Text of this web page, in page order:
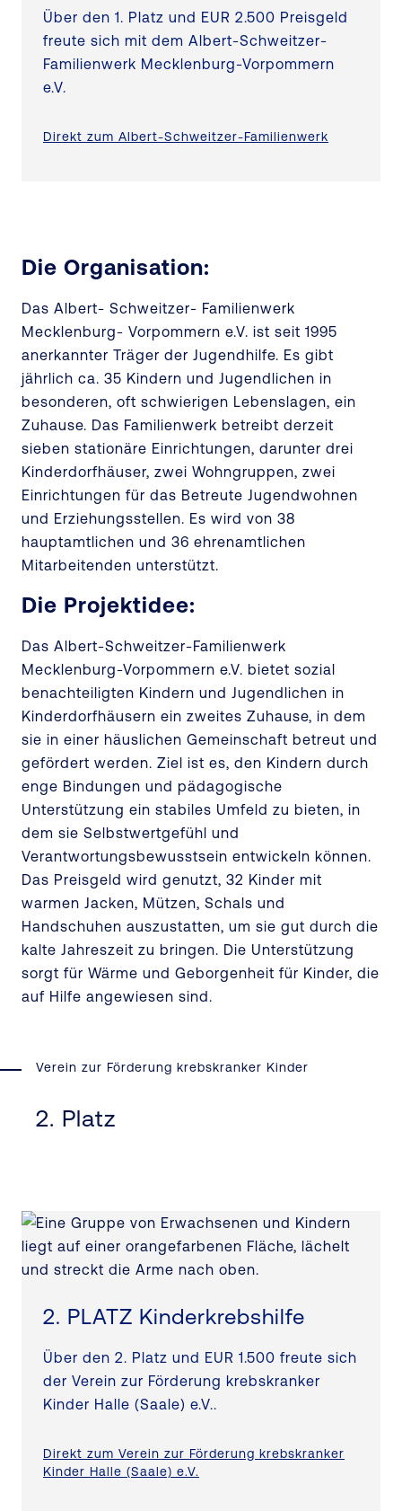
Über den 1. Platz und EUR 2.500 Preisgeld
freute sich mit dem Albert-Schweitzer-
Familienwerk Mecklenburg-Vorpommern
e.V.
Direkt zum Albert-Schweitzer-Familienwerk
Die Organisation:
Das Albert- Schweitzer- Familienwerk
Mecklenburg- Vorpommern e.V. ist seit 1995
anerkannter Träger der Jugendhilfe. Es gibt
jährlich ca. 35 Kindern und Jugendlichen in
besonderen, oft schwierigen Lebenslagen, ein
Zuhause. Das Familienwerk betreibt derzeit
sieben stationäre Einrichtungen, darunter drei
Kinderdorfhäuser, zwei Wohngruppen, zwei
Einrichtungen für das Betreute Jugendwohnen
und Erziehungsstellen. Es wird von 38
hauptamtlichen und 36 ehrenamtlichen
Mitarbeitenden unterstützt.
Die Projektidee:
Das Albert-Schweitzer-Familienwerk
Mecklenburg-Vorpommern e.V. bietet sozial
benachteiligten Kindern und Jugendlichen in
Kinderdorfhäusern ein zweites Zuhause, in dem
sie in einer häuslichen Gemeinschaft betreut und
gefördert werden. Ziel ist es, den Kindern durch
enge Bindungen und pädagogische
Unterstützung ein stabiles Umfeld zu bieten, in
dem sie Selbstwertgefühl und
Verantwortungsbewusstsein entwickeln können.
Das Preisgeld wird genutzt, 32 Kinder mit
warmen Jacken, Mützen, Schals und
Handschuhen auszustatten, um sie gut durch die
kalte Jahreszeit zu bringen. Die Unterstützung
sorgt für Wärme und Geborgenheit für Kinder, die
auf Hilfe angewiesen sind.
Verein zur Förderung krebskranker Kinder
2. Platz
2. PLATZ Kinderkrebshilfe
Über den 2. Platz und EUR 1.500 freute sich
der Verein zur Förderung krebskranker
Kinder Halle (Saale) e.V..
Direkt zum Verein zur Förderung krebskranker
Kinder Halle (Saale) e.V.